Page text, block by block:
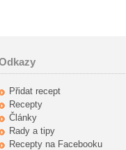
Přidat recept
Recepty
Články
Rady a tipy
Recepty na Facebooku